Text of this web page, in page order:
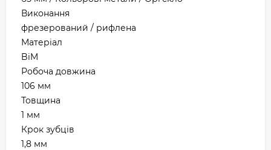
Виконання
фрезерований / рифлена
Матеріал
BiM
Робоча довжина
106 мм
Товщина
1 мм
Крок зубців
1,8 мм